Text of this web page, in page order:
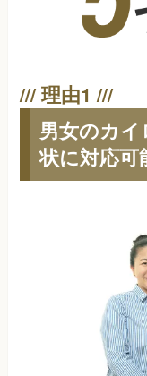
男女のカ
状に対応可